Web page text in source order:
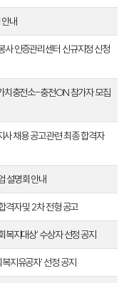
내
인증관리센터 신규지정 신청
치충전소-충전ON 참가자 모집
채용 공고 관련 최종 합격자
설명회 안내
격자 및 2차 전형 공고
지대상' 수상자 선정 공지
지유공자' 선정 공지